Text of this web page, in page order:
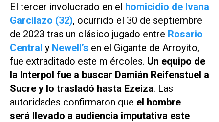
El tercer involucrado en el homicidio de Ivana
Garcilazo (32), ocurrido el 30 de septiembre
de 2023 tras un clásico jugado entre Rosario
Central y Newell’s en el Gigante de Arroyito,
fue extraditado este miércoles. Un equipo de
la Interpol fue a buscar Damián Reifenstuel a
Sucre y lo trasladó hasta Ezeiza. Las
autoridades confirmaron que el hombre
será llevado a audiencia imputativa este